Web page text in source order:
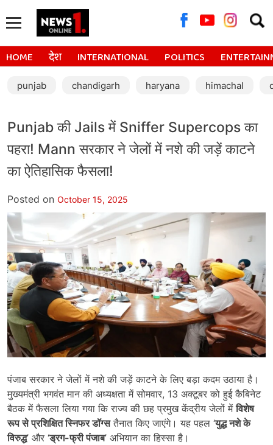
for:
HOME देश INTERNATIONAL POLITICS
punjab chandigarh haryana himachal
Punjab की Jails में Sniffer Supercops का
पहरा! Mann सरकार ने जेलों में नशे की जड़ें काटने
का ऐतिहासिक फैसला!
Posted on October 15, 2025
पंजाब सरकार ने जेलों में नशे की जड़ें काटने के लिए बड़ा कदम उठाया है।
मुख्यमंत्री भगवंत मान की अध्यक्षता में सोमवार, 13 अक्टूबर को हुई कैबिनेट
बैठक में फैसला लिया गया कि राज्य की छह प्रमुख केंद्रीय जेलों मेंविशेष
रूप से प्रशिक्षित स्निफर डॉग्सतैनात किए जाएंगे। यह पहल ‘युद्ध नशे के
विरुद्ध’ और ‘ड्रग-फ्री पंजाब’ अभियान का हिस्सा है।